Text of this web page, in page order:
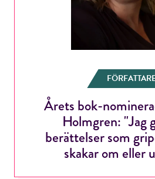
Årets bok-
Holmgren: "Jag
berättelser som
skakar om eller